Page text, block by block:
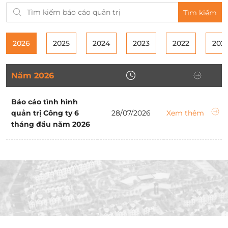
2026 2025 2024 2023 2022 2021
Tìm kiếm
Năm 2026
Báo cáo tình hình
quản trị Công ty 6
tháng đầu năm 2026
28/07/2026 Xem thêm